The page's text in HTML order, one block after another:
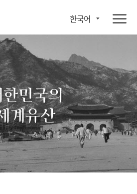
한국어
민국의
계유산